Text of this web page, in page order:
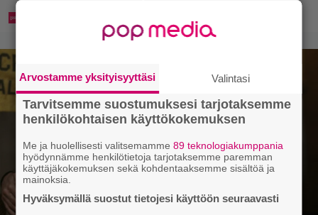
Arvostamme yksityisyyttäsi Valintasi
Tarvitsemme suostumuksesi tarjotaksemme
henkilökohtaisen käyttökokemuksen
Me ja huolellisesti valitsemamme89 teknologiakumppania
hyödynnämme henkilötietoja tarjotaksemme paremman
käyttäjäkokemuksen sekä kohdentaaksemme sisältöä ja
mainoksia.
Hyväksymällä suostut tietojesi käyttöön seuraavasti